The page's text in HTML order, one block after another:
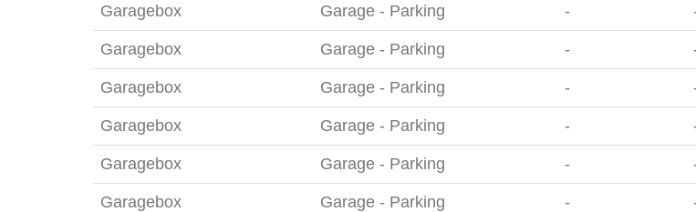
Garagebox Garage - Parking -
Garagebox Garage - Parking -
Garagebox Garage - Parking -
Garagebox Garage - Parking -
Garagebox Garage - Parking -
Garagebox Garage - Parking -